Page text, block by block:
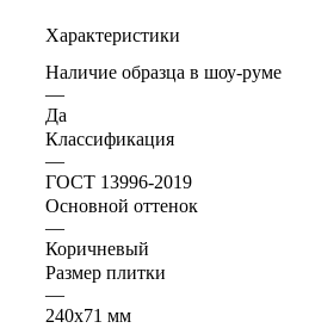
Характеристики
Наличие образца в шоу-руме
—
Да
Классификация
—
ГОСТ 13996-2019
Основной оттенок
—
Коричневый
Размер плитки
—
240x71 мм